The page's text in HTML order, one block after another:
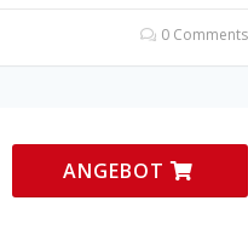
0 Comments
ANGEBOT